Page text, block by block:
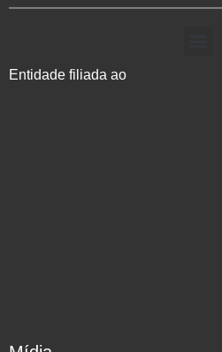
Entidade filiada ao